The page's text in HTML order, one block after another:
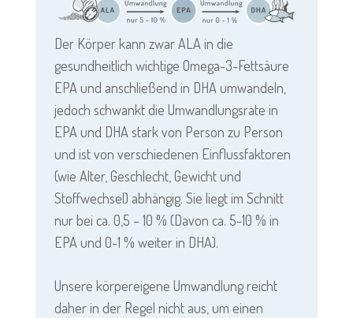
Der Körper kann zwar ALA in die
gesundheitlich wichtige Omega-3-Fettsäure
EPA und anschließend in DHA umwandeln,
jedoch schwankt die Umwandlungsrate in
EPA und DHA stark von Person zu Person
und ist von verschiedenen Einflussfaktoren
(wie Alter, Geschlecht, Gewicht und
Stoffwechsel) abhängig. Sie liegt im Schnitt
nur bei ca. 0,5 – 10 % (Davon ca. 5-10 % in
EPA und 0-1 % weiter in DHA).
Unsere körpereigene Umwandlung reicht
daher in der Regel nicht aus, um einen